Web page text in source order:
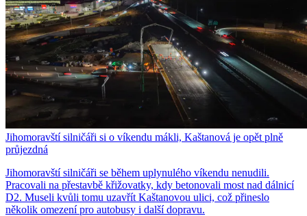
Jihomoravští silničáři si o víkendu mákli, Kaštanová je opět plně
průjezdná
Jihomoravští silničáři se během uplynulého víkendu nenudili.
Pracovali na přestavbě křižovatky, kdy betonovali most nad dálnicí
D2. Museli kvůli tomu uzavřít Kaštanovou ulici, což přineslo
několik omezení pro autobusy i další dopravu.